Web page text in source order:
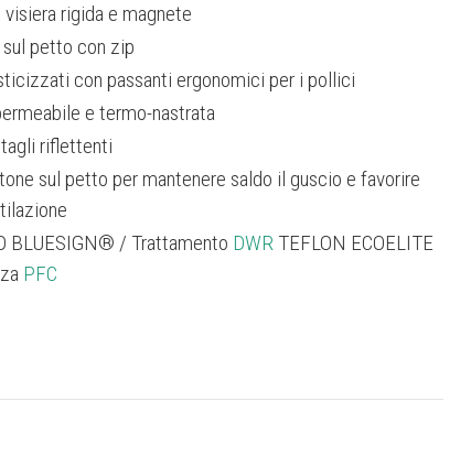
visiera rigida e magnete
sul petto con zip
con passanti ergonomici per i pollici
e termo-nastrata
riflettenti
sul petto per mantenere saldo il guscio e favorire
BLUESIGN® / Trattamento DWR TEFLON ECOELITE
PFC